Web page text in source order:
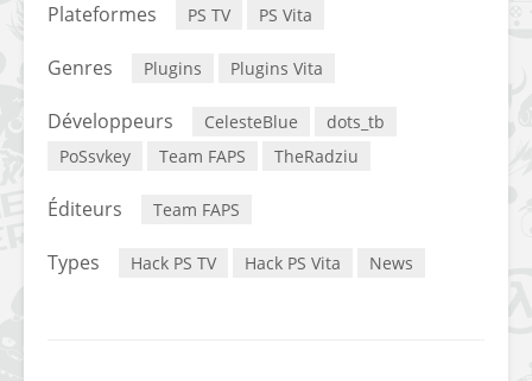
Plateformes PS TV PS Vita
Genres Plugins Plugins Vita
Développeurs CelesteBlue
dots_tb
PoSsvkey
Team FAPS TheRadziu
Éditeurs Team FAPS
Types Hack PS TV Hack PS Vita News